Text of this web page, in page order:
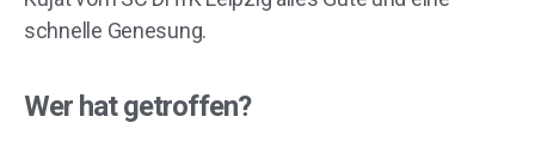
schnelle Genesung.
Wer hat getroffen?